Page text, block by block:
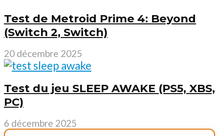
Test de Metroid Prime 4: Beyond
(Switch 2, Switch)
20 décembre 2025
Test du jeu SLEEP AWAKE (PS5, XBS,
PC)
6 décembre 2025